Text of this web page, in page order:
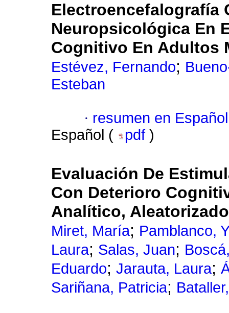
Electroencefalografía
Neuropsicológica En
Cognitivo En Adultos
Estévez, Fernando;
Esteban
· resumen en Español
Español (
pdf )
Evaluación De
Con Deterioro
Analítico,
Miret, María; Pamblanco,
Laura; Salas, Juan;
Eduardo; Jarauta, Laura;
Sariñana, Patricia;